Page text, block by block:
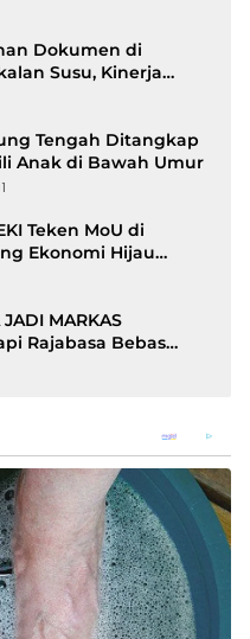
Dokumen di
Susu, Kinerja
Disorot
Tengah Ditangkap
Anak di Bawah Umur
Teken MoU di
Ekonomi Hijau
Karbon
MARKAS
Rajabasa Bebas
Dugaan